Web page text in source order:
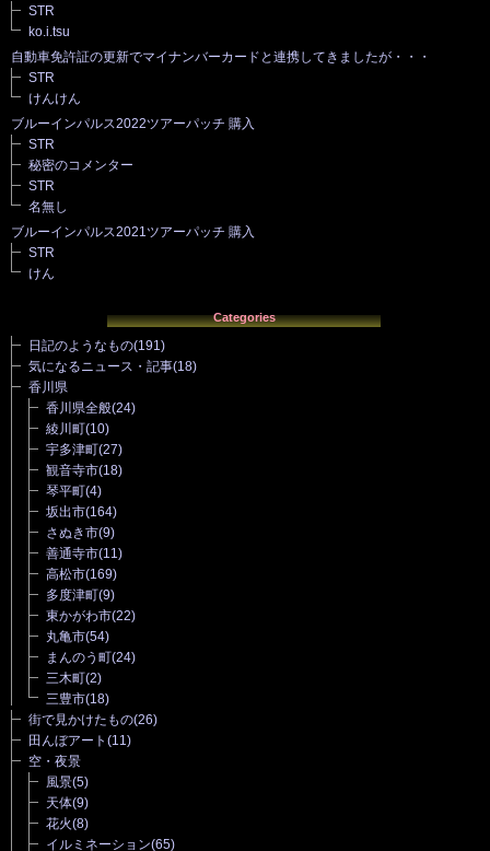
STR
ko.i.tsu
自動車免許証の更新でマイナンバーカードと連携してきましたが・・・
STR
けんけん
ブルーインパルス2022ツアーパッチ 購入
STR
秘密のコメンター
STR
名無し
ブルーインパルス2021ツアーパッチ 購入
STR
けん
Categories
日記のようなもの(191)
気になるニュース・記事(18)
香川県
香川県全般(24)
綾川町(10)
宇多津町(27)
観音寺市(18)
琴平町(4)
坂出市(164)
さぬき市(9)
善通寺市(11)
高松市(169)
多度津町(9)
東かがわ市(22)
丸亀市(54)
まんのう町(24)
三木町(2)
三豊市(18)
街で見かけたもの(26)
田んぼアート (11)
空・夜景
風景(5)
天体(9)
花火(8)
イルミネーション(65)